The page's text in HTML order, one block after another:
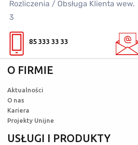
Rozliczenia / Obsługa Klienta wew.
3
85 333 33 33
O FIRMIE
Aktualności
O nas
Kariera
Projekty Unijne
USŁUGI I PRODUKTY